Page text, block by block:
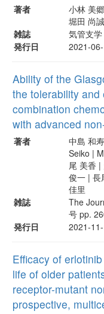
著者
小林 美
堀田 尚
雑誌
気管支
発行日
2021-
Ability of the
the tolerability and
combination
with advanced
著者
中島 和
Seiko |
尾 美香 |
俊一 | 長
佳里
雑誌
The
号 pp.
発行日
2021-
Efficacy of
life of older
receptor-mutant
prospective,